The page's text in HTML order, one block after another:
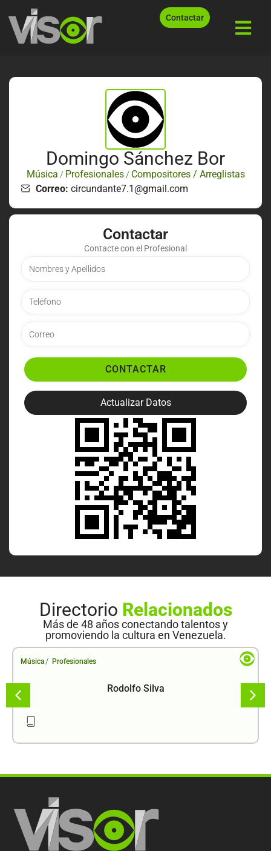
Contactar
Domingo Sánchez Bor
Música / Profesionales/ Compositores / Arreglistas
Correo: circundante7.1@gmail.com
Contactar
Contacte con el Profesional
CONTACTAR
Actualizar Datos
Directorio Relacionados
Más de 48 años conectando talentos y
promoviendo la cultura en Venezuela.
Música / Profesionales
Rodolfo Silva